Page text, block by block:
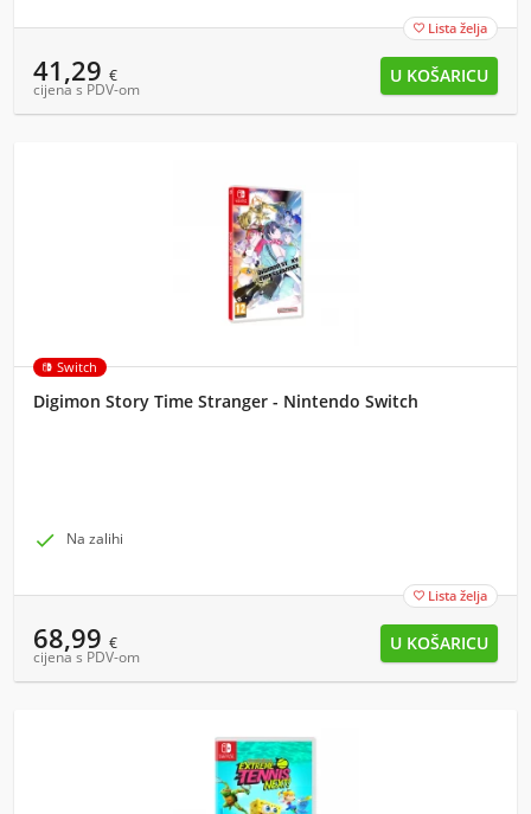
 Lista želja
41,29 €
cijena s PDV-om
Switch
Digimon Story Time Stranger - Nintendo Switch
 Na zalihi
 Lista želja
68,99 €
cijena s PDV-om